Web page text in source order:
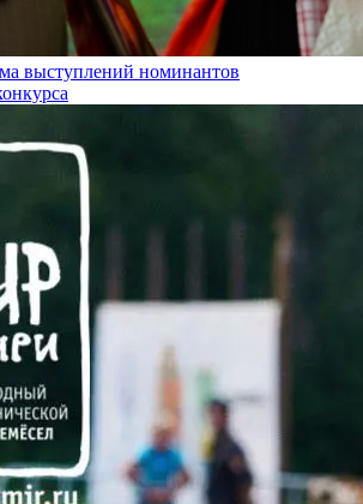
выступлений номинантов